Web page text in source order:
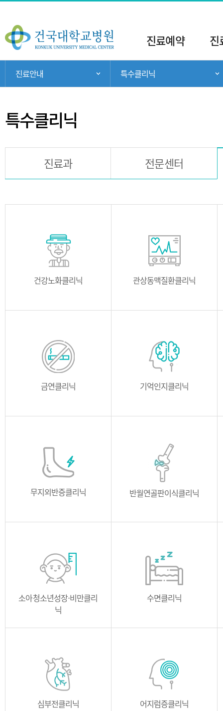
진료예약 진
위
진료안내 주 메뉴 목록 열기
특수클리닉
특수클리닉
진료과 전문센터
건강노화클리닉
의료진
위치
관상동맥질환클리닉
의료진
위치
금연클리닉
의료진
기억인지클리닉
의료진
위치
무지외반증클리닉
의료진
위치
반월연골판이식클리닉
위치
소아청소년성장⋅비만클리
닉
의료진
위치
수면클리닉
소개
의료진
심부전클리닉
의료진
위치
어지럼증클리닉
의료진
위치